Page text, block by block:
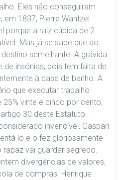
Eles não conseguiram
1837, Pierre Wantzel
porque a raiz cúbica de 2
Mas já se sabe que ao
semelhante. A grávida
de insónias, pois tem falta de
à casa de banho. A
que executar trabalho
vinte e cinco por cento,
30 deste Estatuto.
invencível, Gaspari
lo e o fez gloriosamente
vai guardar segredo.
divergências de valores,
de compras. Henrique